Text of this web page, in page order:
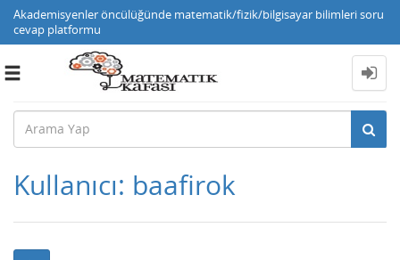
Akademisyenler öncülüğünde matematik/fizik/bilgisayar bilimleri soru
cevap platformu
Toggle
Kullanıcı: baafirok